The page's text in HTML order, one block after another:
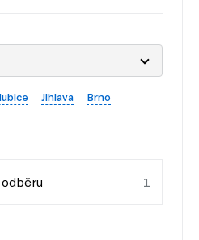
Jihlava
Brno